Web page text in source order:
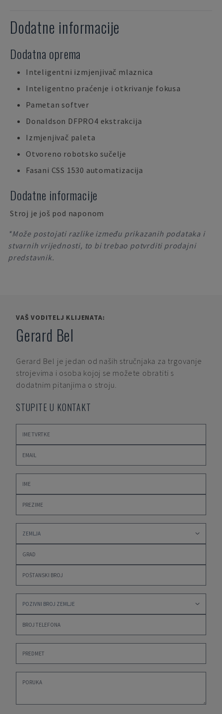
Dodatne informacije
Dodatna oprema
Inteligentni izmjenjivač mlaznica
Inteligentno praćenje i otkrivanje fokusa
Pametan softver
Donaldson DFPRO4 ekstrakcija
Izmjenjivač paleta
Otvoreno robotsko sučelje
Fasani CSS 1530 automatizacija
Dodatne informacije
Stroj je još pod naponom
*Može postojati razlike između prikazanih podataka i
stvarnih vrijednosti, to bi trebao potvrditi prodajni
predstavnik.
VAŠ VODITELJ KLIJENATA:
Gerard Bel
Gerard Bel je jedan od naših stručnjaka za trgovanje
strojevima i osoba kojoj se možete obratiti s
dodatnim pitanjima o stroju.
STUPITE U KONTAKT